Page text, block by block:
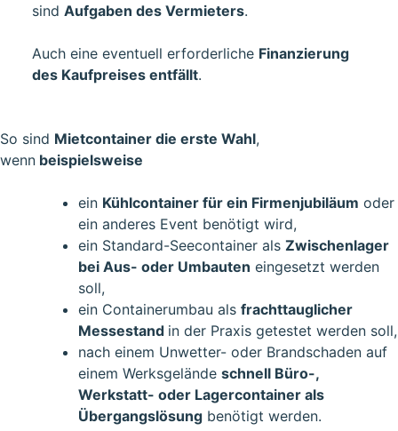
sind Aufgaben des Vermieters.
Auch eine eventuell erforderliche Finanzierung
des Kaufpreises entfällt.
So sind Mietcontainer die erste Wahl,
wenn beispielsweise
ein Kühlcontainer für ein Firmenjubiläum oder
ein anderes Event benötigt wird,
ein Standard-Seecontainer als Zwischenlager
bei Aus- oder Umbauten eingesetzt werden
soll,
ein Containerumbau als frachttauglicher
Messestand in der Praxis getestet werden soll,
nach einem Unwetter- oder Brandschaden auf
einem Werksgelände schnell Büro-,
Werkstatt- oder Lagercontainer als
Übergangslösung benötigt werden.